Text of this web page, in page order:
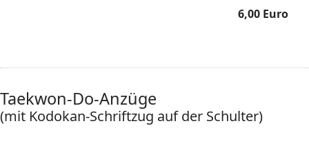
6,00 Euro
Taekwon-Do-Anzüge
(mit Kodokan-Schriftzug auf der Schulter)